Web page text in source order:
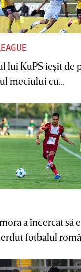
lui KuPS ieşit de
meciului cu...
a încercat să
fotbalul